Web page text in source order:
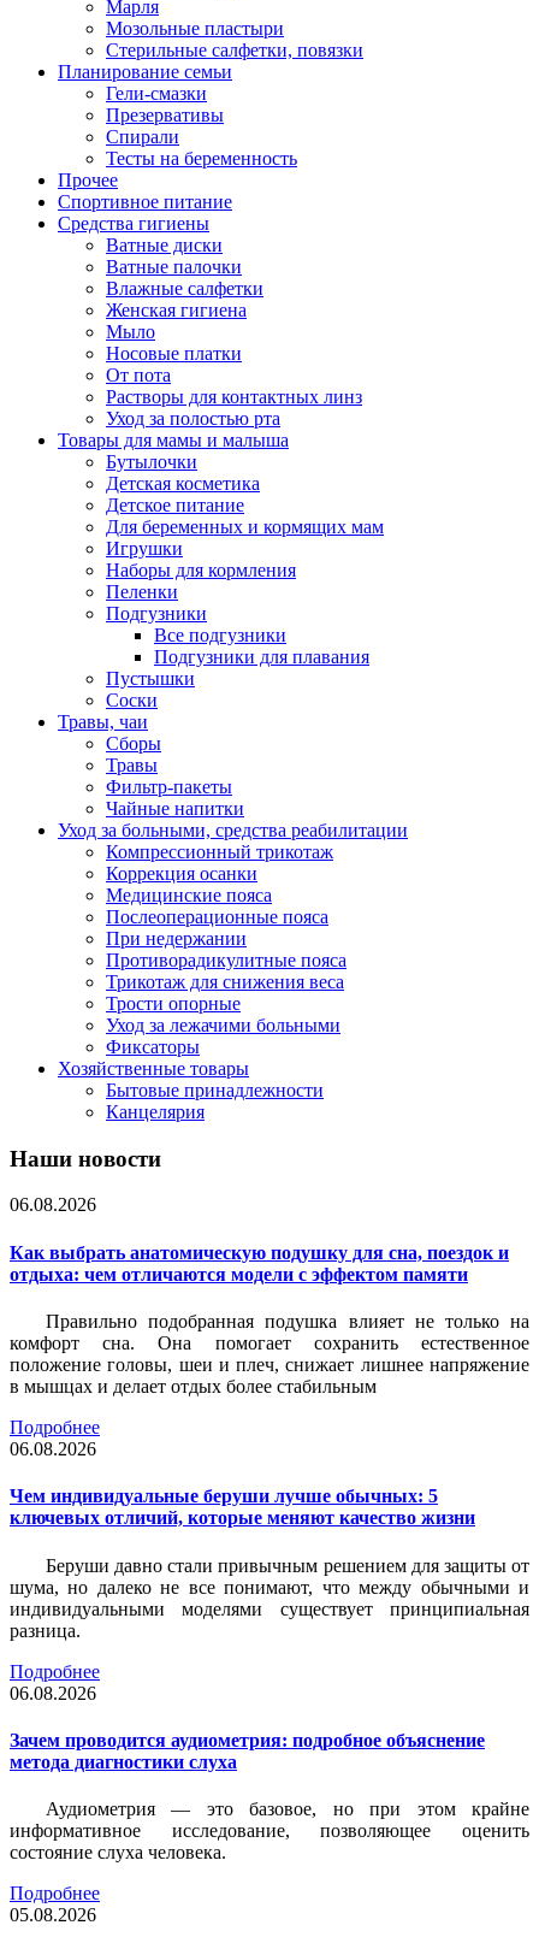
Марля
Мозольные пластыри
Стерильные салфетки, повязки
Планирование семьи
Гели-смазки
Презервативы
Спирали
Тесты на беременность
Прочее
Спортивное питание
Средства гигиены
Ватные диски
Ватные палочки
Влажные салфетки
Женская гигиена
Мыло
Носовые платки
От пота
Растворы для контактных линз
Уход за полостью рта
Товары для мамы и малыша
Бутылочки
Детская косметика
Детское питание
Для беременных и кормящих мам
Игрушки
Наборы для кормления
Пеленки
Подгузники
Все подгузники
Подгузники для плавания
Пустышки
Соски
Травы, чаи
Сборы
Травы
Фильтр-пакеты
Чайные напитки
Уход за больными, средства реабилитации
Компрессионный трикотаж
Коррекция осанки
Медицинские пояса
Послеоперационные пояса
При недержании
Противорадикулитные пояса
Трикотаж для снижения веса
Трости опорные
Уход за лежачими больными
Фиксаторы
Хозяйственные товары
Бытовые принадлежности
Канцелярия
Наши новости
06.08.2026
Как выбрать анатомическую подушку для сна, поездок и
отдыха: чем отличаются модели с эффектом памяти
Правильно подобранная подушка влияет не только на
комфорт сна. Она помогает сохранить естественное
положение головы, шеи и плеч, снижает лишнее напряжение
в мышцах и делает отдых более стабильным
Подробнее
06.08.2026
Чем индивидуальные беруши лучше обычных: 5
ключевых отличий, которые меняют качество жизни
Беруши давно стали привычным решением для защиты от
шума, но далеко не все понимают, что между обычными и
индивидуальными моделями существует принципиальная
разница.
Подробнее
06.08.2026
Зачем проводится аудиометрия: подробное объяснение
метода диагностики слуха
Аудиометрия — это базовое, но при этом крайне
информативное исследование, позволяющее оценить
состояние слуха человека.
Подробнее
05.08.2026